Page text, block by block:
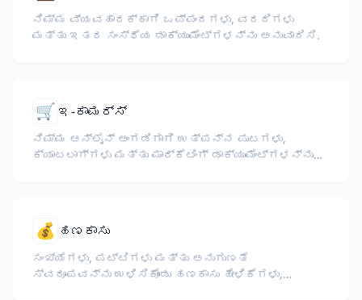
ನಿಮ್ಮ ವ್ಯವಹಾರಕ್ಕಾಗಿ ಒಪ್ಪಂದಗಳು, ವರದಿಗಳು
ಮತ್ತು ಇತರ ಸಂಸ್ಥೆಯ ಡಾಕ್ಯುಮೆಂಟ್‌ಗಳನ್ನು ಅನುವಾದಿಸಿ.
🛒 ಇ-ಕಾಮರ್ಸ್
ನಿಮ್ಮ ಆನ್‌ಲೈನ್ ಅಂಗಡಿಗಾಗಿ ಉತ್ಪನ್ನ ಪುಟಗಳು,
ಕ್ಯಾಟಲಾಗ್‌ಗಳು ಮತ್ತು ಮಾರ್ಕೆಟಿಂಗ್ ಡಾಕ್ಯುಮೆಂಟ್‌ಗಳನ್ನು
💰 ಹಣಕಾಸು
ಸಂಖ್ಯೆಗಳು, ಪಟ್ಟಿಗಳು ಮತ್ತು ಅನುಗುಣತೆ
ಸ್ವರೂಪವನ್ನು ಉಳಿಸಿಕೊಂಡು ಹಣಕಾಸು ಹೇಳಿಕೆಗಳು,